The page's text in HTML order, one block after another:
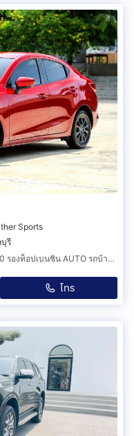
Sports
รี
Mazda2 Minorchange 1.3S Leather ปี2020 รองท็อปเบนซิน AUTO รถบ้านเดิมสามารถตรวจสอบได้ชัดเจนทุกจุด สภาพนางฟ้าป้ายแดงรับรองครับ
โทร